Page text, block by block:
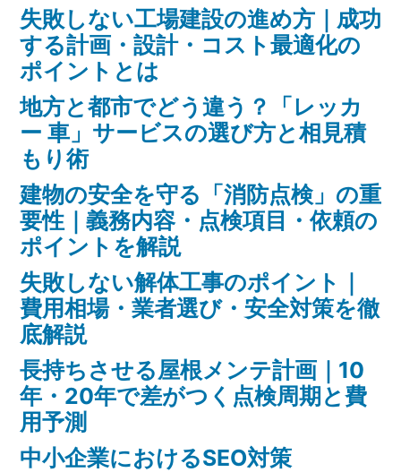
と
健
康
効
果
を
徹
底
解
説”
の
健
康
効
果
を
徹
解
説)
失敗しない工場建設の進め方｜成功
する計画・設計・コスト最適化の
ポイントとは
地方と都市でどう違う？「レッカ
ー 車」サービスの選び方と相見積
もり術
建物の安全を守る「消防点検」の重
要性｜義務内容・点検項目・依頼の
ポイントを解説
失敗しない解体工事のポイント｜
費用相場・業者選び・安全対策を徹
底解説
長持ちさせる屋根メンテ計画｜10
年・20年で差がつく点検周期と費
用予測
中小企業におけるSEO対策